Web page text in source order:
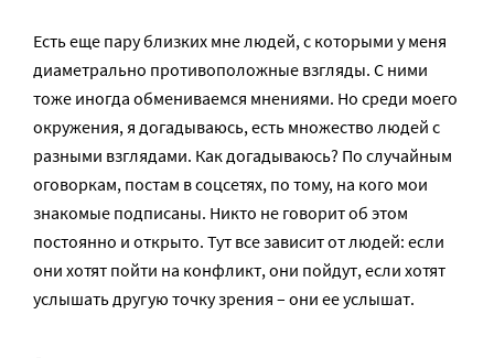
Есть еще пару близких мне людей, с которыми у меня
диаметрально противоположные взгляды. С ними
тоже иногда обмениваемся мнениями. Но среди моего
окружения, я догадываюсь, есть множество людей с
разными взглядами. Как догадываюсь? По случайным
оговоркам, постам в соцсетях, по тому, на кого мои
знакомые подписаны. Никто не говорит об этом
постоянно и открыто. Тут все зависит от людей: если
они хотят пойти на конфликт, они пойдут, если хотят
услышать другую точку зрения – они ее услышат.